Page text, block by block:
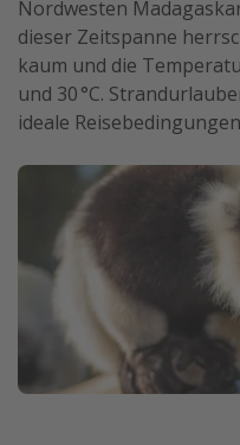
Nordwesten
dieser Zeitspanne
kaum und die
und 30 °C.
ideale